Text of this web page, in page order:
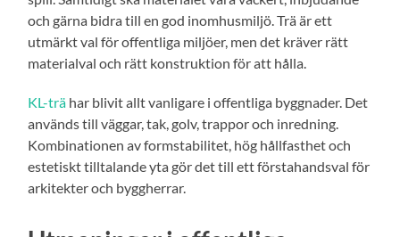
och gärna bidra till en god inomhusmiljö. Trä är ett
utmärkt val för offentliga miljöer, men det kräver rätt
materialval och rätt konstruktion för att hålla.
KL-trä har blivit allt vanligare i offentliga byggnader. Det
används till väggar, tak, golv, trappor och inredning.
Kombinationen av formstabilitet, hög hållfasthet och
estetiskt tilltalande yta gör det till ett förstahandsval för
arkitekter och byggherrar.